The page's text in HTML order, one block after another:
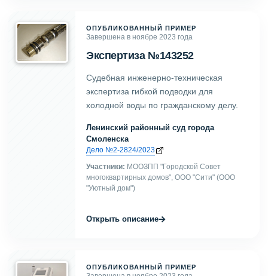
ОПУБЛИКОВАННЫЙ ПРИМЕР
Завершена в ноябре 2023 года
Экспертиза №143252
Судебная инженерно-техническая
экспертиза гибкой подводки для
холодной воды по гражданскому делу.
Ленинский районный суд города
Смоленска
Дело №2-2824/2023
Участники: МООЗПП "Городской Совет
многоквартирных домов", ООО "Сити" (ООО
"Уютный дом")
Открыть описание→
ОПУБЛИКОВАННЫЙ ПРИМЕР